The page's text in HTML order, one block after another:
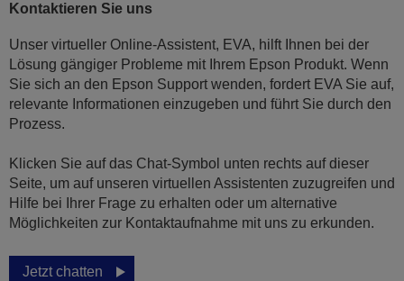
Kontaktieren Sie uns
Unser virtueller Online-Assistent, EVA, hilft Ihnen bei der
Lösung gängiger Probleme mit Ihrem Epson Produkt. Wenn
Sie sich an den Epson Support wenden, fordert EVA Sie auf,
relevante Informationen einzugeben und führt Sie durch den
Prozess.
Klicken Sie auf das Chat-Symbol unten rechts auf dieser
Seite, um auf unseren virtuellen Assistenten zuzugreifen und
Hilfe bei Ihrer Frage zu erhalten oder um alternative
Möglichkeiten zur Kontaktaufnahme mit uns zu erkunden.
Jetzt chatten